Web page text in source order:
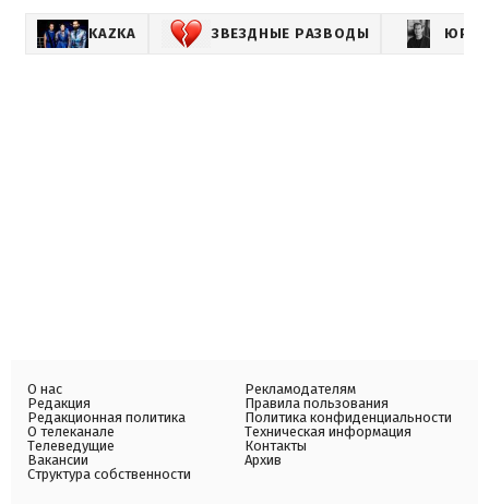
KAZKA ЗВЕЗДНЫЕ РАЗВОДЫ
О нас
Редакция
Редакционная политика
О телеканале
Телеведущие
Вакансии
Структура собственности
Рекламодателям
Правила пользования
Политика конфиденциальности
Техническая информация
Контакты
Архив